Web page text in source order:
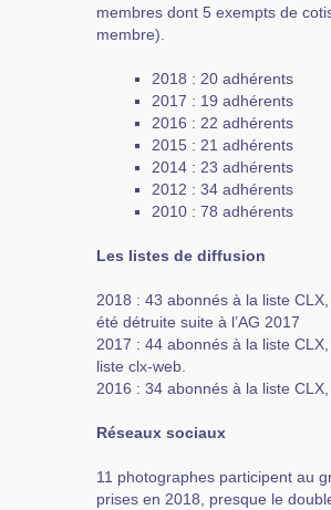
membres dont 5 exempts de
membre).
2018 : 20 adhérents
2017 : 19 adhérents
2016 : 22 adhérents
2015 : 21 adhérents
2014 : 23 adhérents
2012 : 34 adhérents
2010 : 78 adhérents
Les listes de diffusion
2018 : 43 abonnés à la liste
été détruite suite à l’AG 2017
2017 : 44 abonnés à la liste
liste clx-web.
2016 : 34 abonnés à la liste
Réseaux sociaux
11 photographes participent au
prises en 2018, presque le